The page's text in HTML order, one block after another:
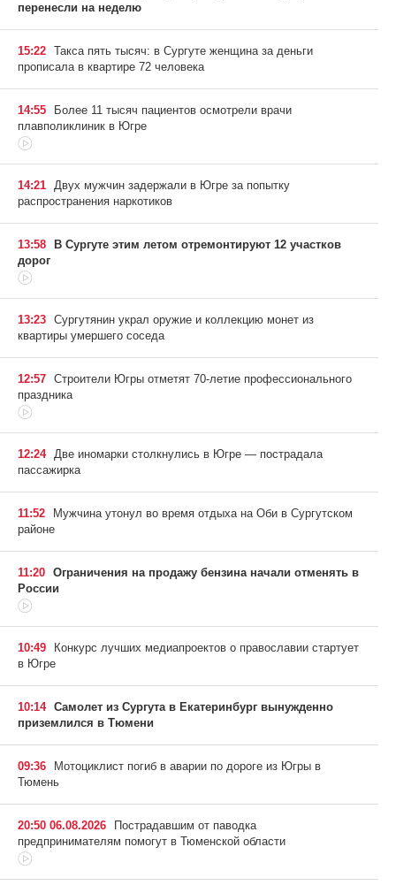
перенесли на неделю
15:22 Такса пять тысяч: в Сургуте женщина за деньги
прописала в квартире 72 человека
14:55
Более 11 тысяч пациентов осмотрели врачи
плавполиклиник в Югре
14:21 Двух мужчин задержали в Югре за попытку
распространения наркотиков
13:58
В Сургуте этим летом отремонтируют 12 участков
дорог
13:23 Сургутянин украл оружие и коллекцию монет из
квартиры умершего соседа
12:57 Строители Югры отметят 70-летие профессионального
праздника
12:24 Две иномарки столкнулись в Югре — пострадала
пассажирка
11:52
Мужчина утонул во время отдыха на Оби в Сургутском
районе
11:20 Ограничения на продажу бензина начали отменять в
России
10:49
Конкурс лучших медиапроектов о православии стартует
в Югре
10:14 Самолет из Сургута в Екатеринбург вынужденно
приземлился в Тюмени
09:36
Мотоциклист погиб в аварии по дороге из Югры в
Тюмень
20:50 06.08.2026
Пострадавшим от паводка
предпринимателям помогут в Тюменской области